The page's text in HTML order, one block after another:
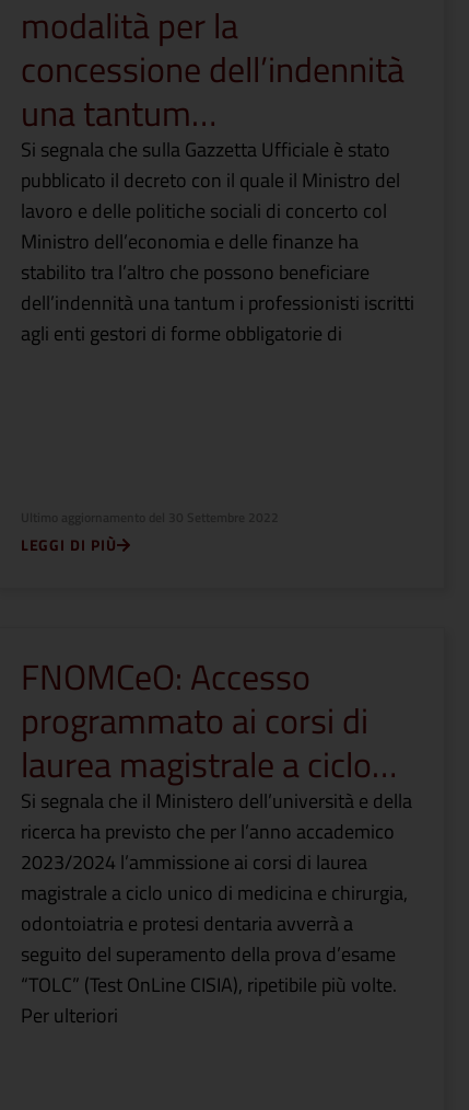
modalità per la
concessione dell’indennità
una tantum…
Si segnala che sulla Gazzetta Ufficiale è stato
pubblicato il decreto con il quale il Ministro del
lavoro e delle politiche sociali di concerto col
Ministro dell’economia e delle finanze ha
stabilito tra l’altro che possono beneficiare
dell’indennità una tantum i professionisti iscritti
agli enti gestori di forme obbligatorie di
LEGGI DI PIÙ
FNOMCeO: Accesso
programmato ai corsi di
laurea magistrale a ciclo…
Si segnala che il Ministero dell’università e della
ricerca ha previsto che per l’anno accademico
2023/2024 l’ammissione ai corsi di laurea
magistrale a ciclo unico di medicina e chirurgia,
odontoiatria e protesi dentaria avverrà a
seguito del superamento della prova d’esame
“TOLC” (Test OnLine CISIA), ripetibile più volte.
Per ulteriori